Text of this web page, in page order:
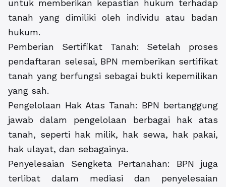
untuk memberikan kepastian hukum terhadap
tanah yang dimiliki oleh individu atau badan
hukum.
Pemberian Sertifikat Tanah: Setelah proses
pendaftaran selesai, BPN memberikan sertifikat
tanah yang berfungsi sebagai bukti kepemilikan
yang sah.
Pengelolaan Hak Atas Tanah: BPN bertanggung
jawab dalam pengelolaan berbagai hak atas
tanah, seperti hak milik, hak sewa, hak pakai,
hak ulayat, dan sebagainya.
Penyelesaian Sengketa Pertanahan: BPN juga
terlibat dalam mediasi dan penyelesaian